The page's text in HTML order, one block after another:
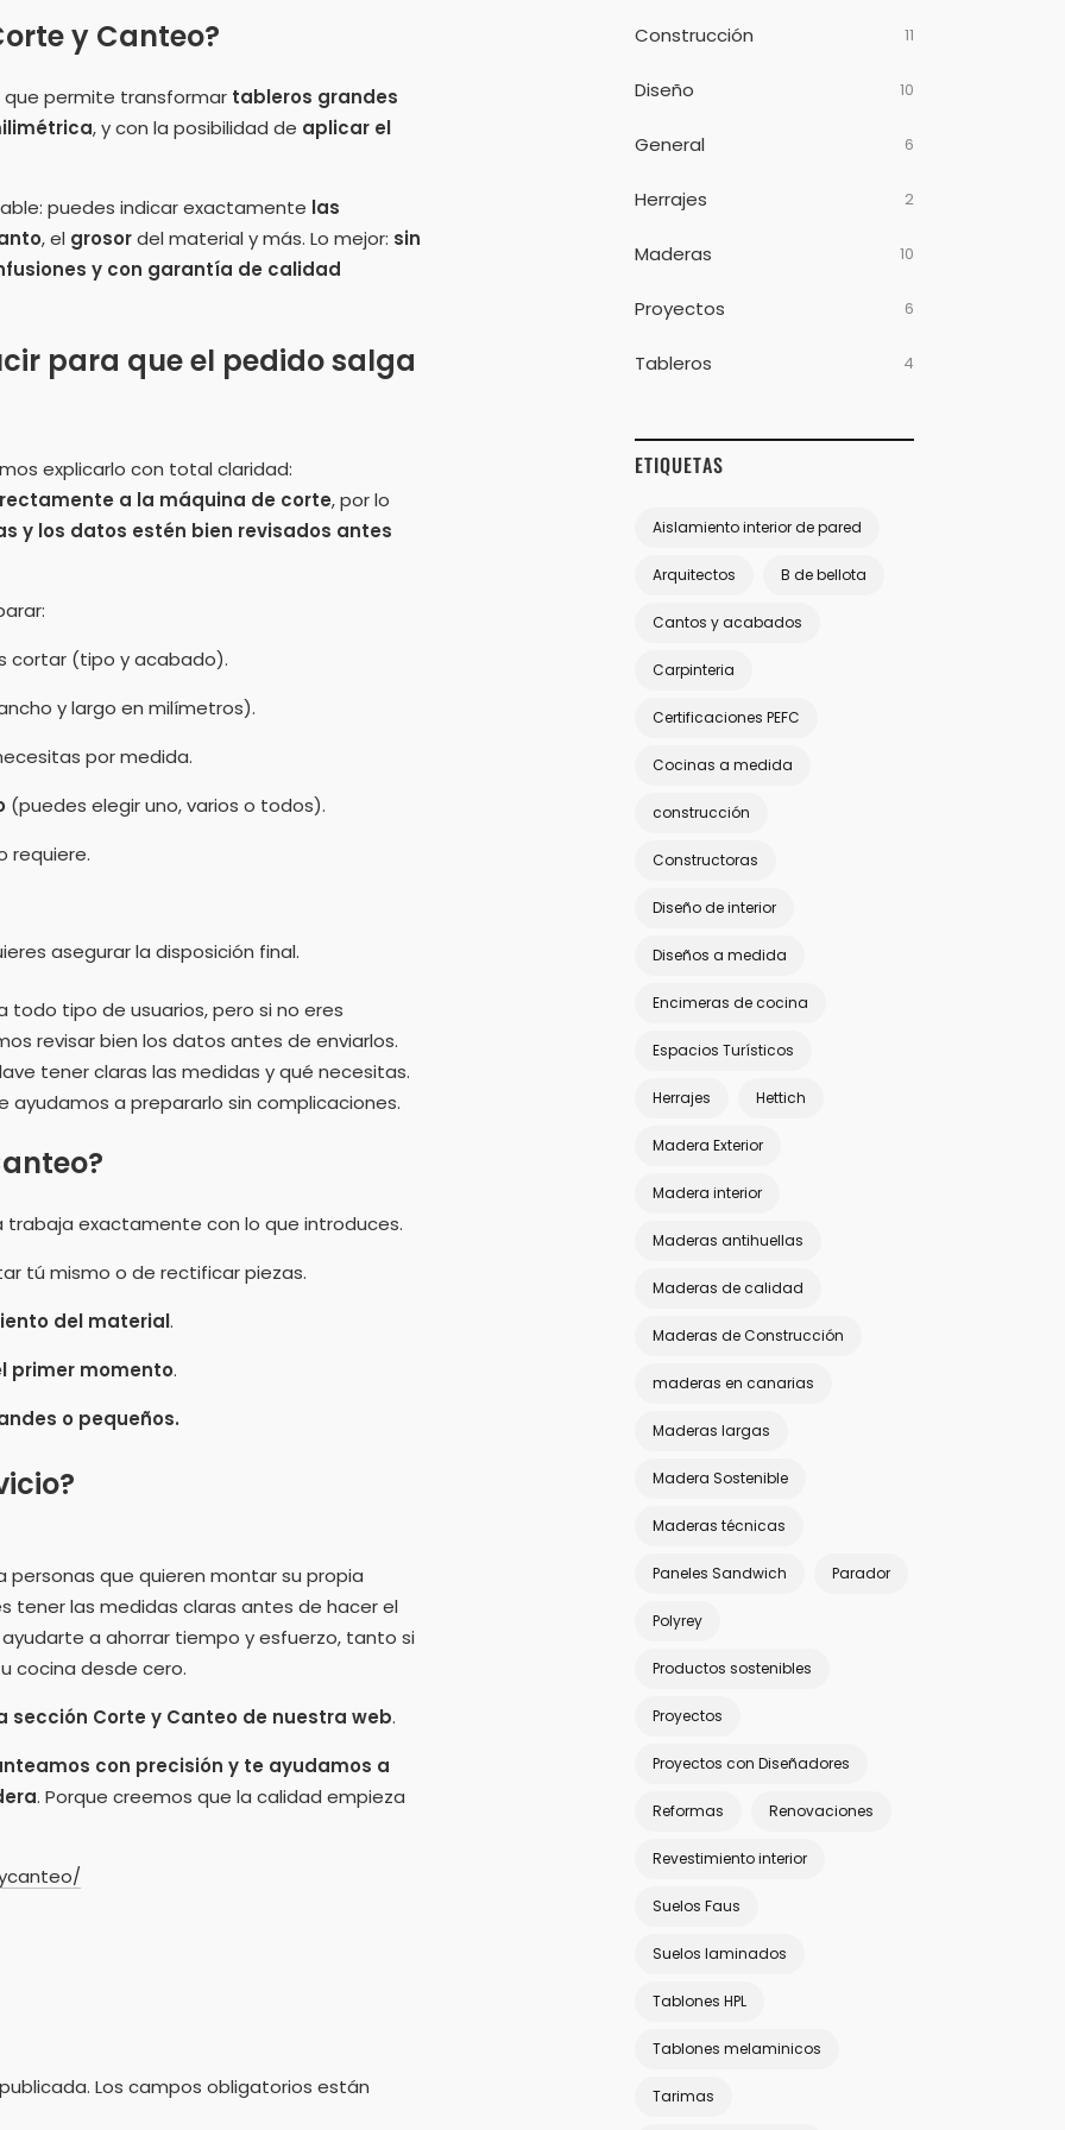
y Canteo?
permite transformar tableros grandes
, y con la posibilidad de aplicar el
puedes indicar exactamente las
, el grosordel material y más. Lo mejor: sin
y con garantía de calidad
para que el pedido salga
explicarlo con total claridad:
a la máquina de corte, por lo
y los datos estén bien revisados antes
cortar (tipo y acabado).
y largo en milímetros).
por medida.
(puedes elegir uno, varios o todos).
requiere.
asegurar la disposición final.
todo tipo de usuarios, pero si no eres
revisar bien los datos antes de enviarlos.
tener claras las medidas y qué necesitas.
ayudamos a prepararlo sin complicaciones.
trabaja exactamente con lo que introduces.
tú mismo o de rectificar piezas.
del material.
primer momento.
o pequeños.
que quieren montar su propia
tener las medidas claras antes de hacer el
a ahorrar tiempo y esfuerzo, tanto si
cocina desde cero.
Corte y Canteo de nuestra web.
con precisión y te ayudamos a
. Porque creemos que la calidad empieza
Los campos obligatorios están
Construcción 11
Diseño 10
General 6
Herrajes 2
Maderas 10
Proyectos 6
Tableros 4
ETIQUETAS
Aislamiento interior de pared
Arquitectos B de bellota
Cantos y acabados
Carpinteria
Certificaciones PEFC
Cocinas a medida
construcción
Constructoras
Diseño de interior
Diseños a medida
Encimeras de cocina
Espacios Turísticos
Herrajes Hettich
Madera Exterior
Madera interior
Maderas antihuellas
Maderas de calidad
Maderas de Construcción
maderas en canarias
Maderas largas
Madera Sostenible
Maderas técnicas
Paneles Sandwich Parador
Polyrey
Productos sostenibles
Proyectos
Proyectos con Diseñadores
Reformas Renovaciones
Revestimiento interior
Suelos Faus
Suelos laminados
Tablones HPL
Tablones melaminicos
Tarimas